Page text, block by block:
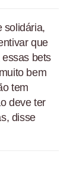
solidária,
que
bets
bem
tem
deve ter
disse